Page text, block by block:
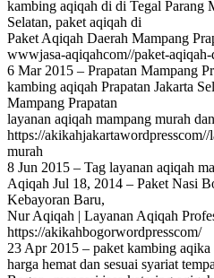
kambing aqiqah di di Tegal Parang
Selatan, paket aqiqah di
Paket Aqiqah Daerah Mampang
wwwjasa-aqiqahcom//paket-
6 Mar 2015 – Prapatan Mampang
kambing aqiqah Prapatan Jakarta
Mampang Prapatan
layanan aqiqah mampang murah
https://
murah
8 Jun 2015 – Tag layanan aqiqah
Aqiqah Jul 18, 2014 – Paket Nasi
Kebayoran Baru,
Nur Aqiqah | Layanan Aqiqah
https://akikahbogorwordpresscom/
23 Apr 2015 – paket kambing aqika
harga hemat dan sesuai syariat